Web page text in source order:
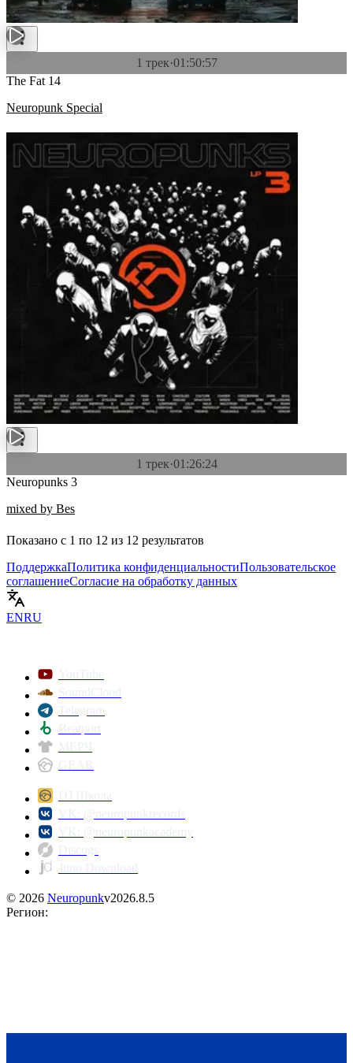
1 трек·01:50:57
The Fat 14
Neuropunk Special
1 трек·01:26:24
Neuropunks 3
mixed by Bes
Показано с 1 по 12 из 12 результатов
ПоддержкаПолитика конфиденциальностиПользовательское
соглашениеСогласие на обработку данных
ENRU
© 2026 Neuropunkv2026.8.5
Регион: